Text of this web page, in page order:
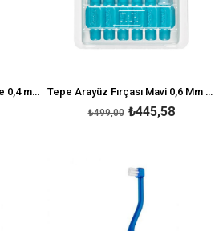
Tepe Arayüz Fırçası Pembe 0,4 mm 8'li Tepe Arayüz Fırçası Mavi 0,6 Mm Blister 6'lı Paket
₺445,58
₺499,00